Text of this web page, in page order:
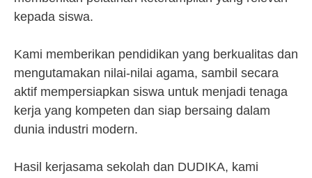
kepada siswa.
Kami memberikan pendidikan yang berkualitas dan
mengutamakan nilai-nilai agama, sambil secara
aktif mempersiapkan siswa untuk menjadi tenaga
kerja yang kompeten dan siap bersaing dalam
dunia industri modern.
Hasil kerjasama sekolah dan DUDIKA, kami